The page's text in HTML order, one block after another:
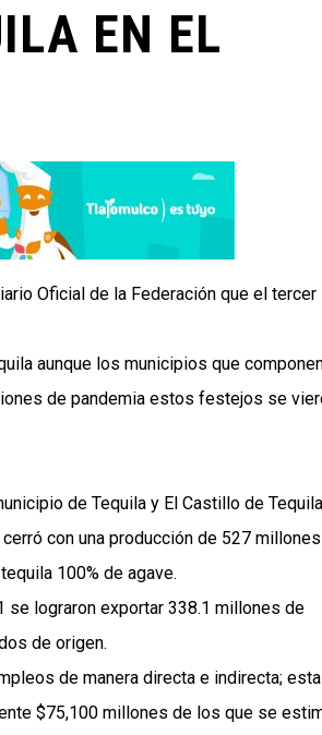
EN EL
Oficial de la Federación que el tercer
aunque los municipios que
de pandemia estos festejos se
de Tequila y El Castillo de
con una producción de 527 millones
100% de agave.
se lograron exportar 338.1 millones de
de origen.
de manera directa e indirecta; esta
$75,100 millones de los que se